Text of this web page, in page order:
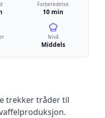
Forberedelse
10 min
Nivå
Middels
trekker tråder til